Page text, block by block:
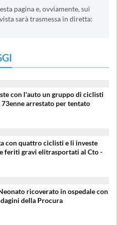
pagina e, ovviamente, sui
sarà trasmessa in diretta:
con l'auto un gruppo di ciclisti
arrestato per tentato
con quattro ciclisti e li investe
feriti gravi elitrasportati al Cto -
ricoverato in ospedale con
della Procura